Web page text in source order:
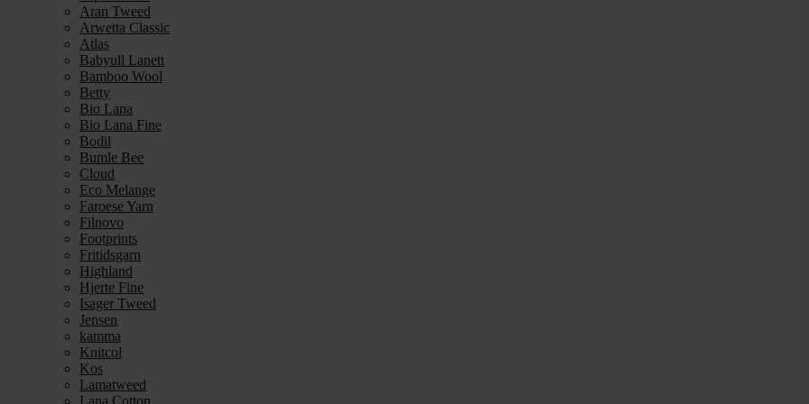
Aran Tweed
Arwetta Classic
Atlas
Babyull Lanett
Bamboo Wool
Betty
Bio Lana
Bio Lana Fine
Bodil
Bumle Bee
Cloud
Eco Melange
Faroese Yarn
Filnovo
Footprints
Fritidsgarn
Highland
Hjerte Fine
Isager Tweed
Jensen
kamma
Knitcol
Kos
Lamatweed
Lana Cotton